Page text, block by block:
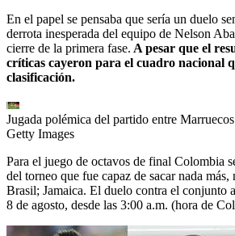
En el papel se pensaba que sería un duelo
derrota inesperada del equipo de Nelson
cierre de la primera fase. A pesar que el
críticas cayeron para el cuadro nacional
clasificación.
Jugada polémica del partido entre
Getty Images
Para el juego de octavos de final Colombia
del torneo que fue capaz de sacar nada más,
Brasil; Jamaica. El duelo contra el conjunto
8 de agosto, desde las 3:00 a.m. (hora de